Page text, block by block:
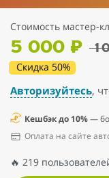
Стоимость мастер-
5 000 ₽
Скидка 50%
Авторизуйтесь,
Кешбэк до 10%—
Оплата на сайте
🔥 219